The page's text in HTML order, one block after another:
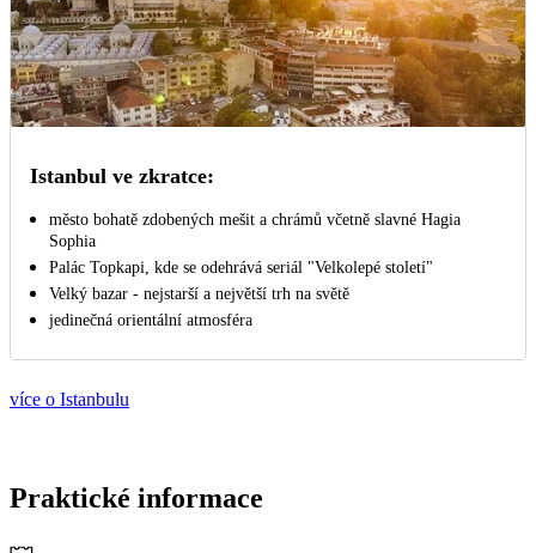
Istanbul ve zkratce:
město bohatě zdobených mešit a chrámů včetně slavné Hagia
Sophia
Palác Topkapi, kde se odehrává seriál "Velkolepé století"
Velký bazar - nejstarší a největší trh na světě
jedinečná orientální atmosféra
více o Istanbulu
Praktické informace